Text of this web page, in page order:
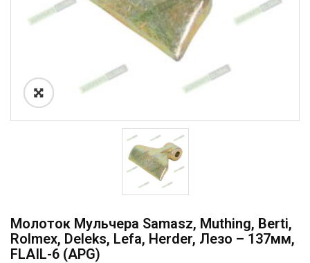
Молоток Мульчера Samasz, Muthing, Berti,
Rolmex, Deleks, Lefa, Herder, Лезо – 137мм,
FLAIL-6 (APG)